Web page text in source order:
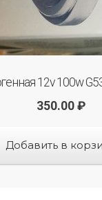
12v 100w
350.00 ₽
Добавить в